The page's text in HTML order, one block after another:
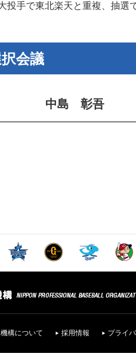
投手で東北楽天と重複、抽選
会議
中島 彰吾
構について 採用情報 プライ